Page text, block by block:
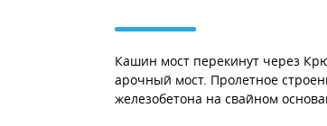
Кашин мост перекинут через
арочный мост. Пролетное
железобетона на свайном